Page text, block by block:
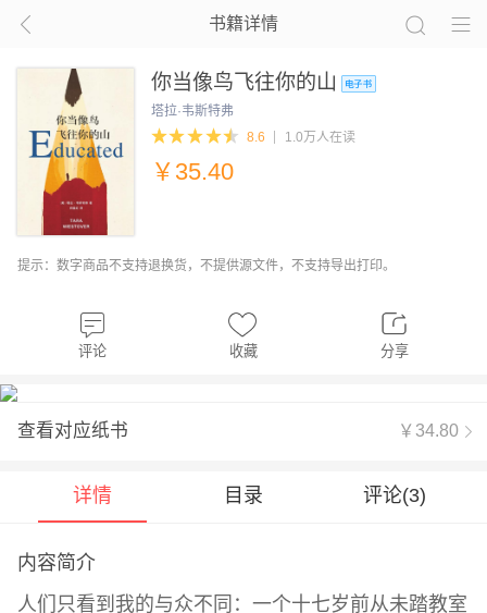
书籍详情
你当像鸟飞往你的山
塔拉·韦斯特弗
8.6
1.0万人在读
￥ 35.40
提示：数字商品不支持退换货，不提供源文件，不支持导出打印。
评论 收藏 分享
查看对应纸书 ￥34.80
详情 目录 评论(3)
内容简介
人们只看到我的与众不同：一个十七岁前从未踏教室